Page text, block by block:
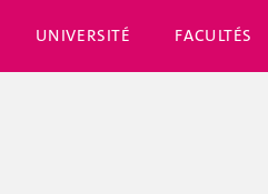
UNIVERSITÉ FACULTÉS